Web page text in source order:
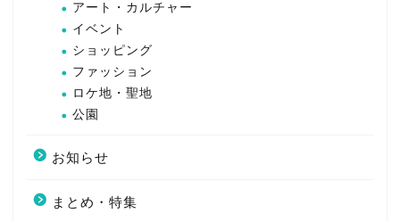
アート・カルチャー
イベント
ショッピング
ファッション
ロケ地・聖地
公園
お知らせ
まとめ・特集